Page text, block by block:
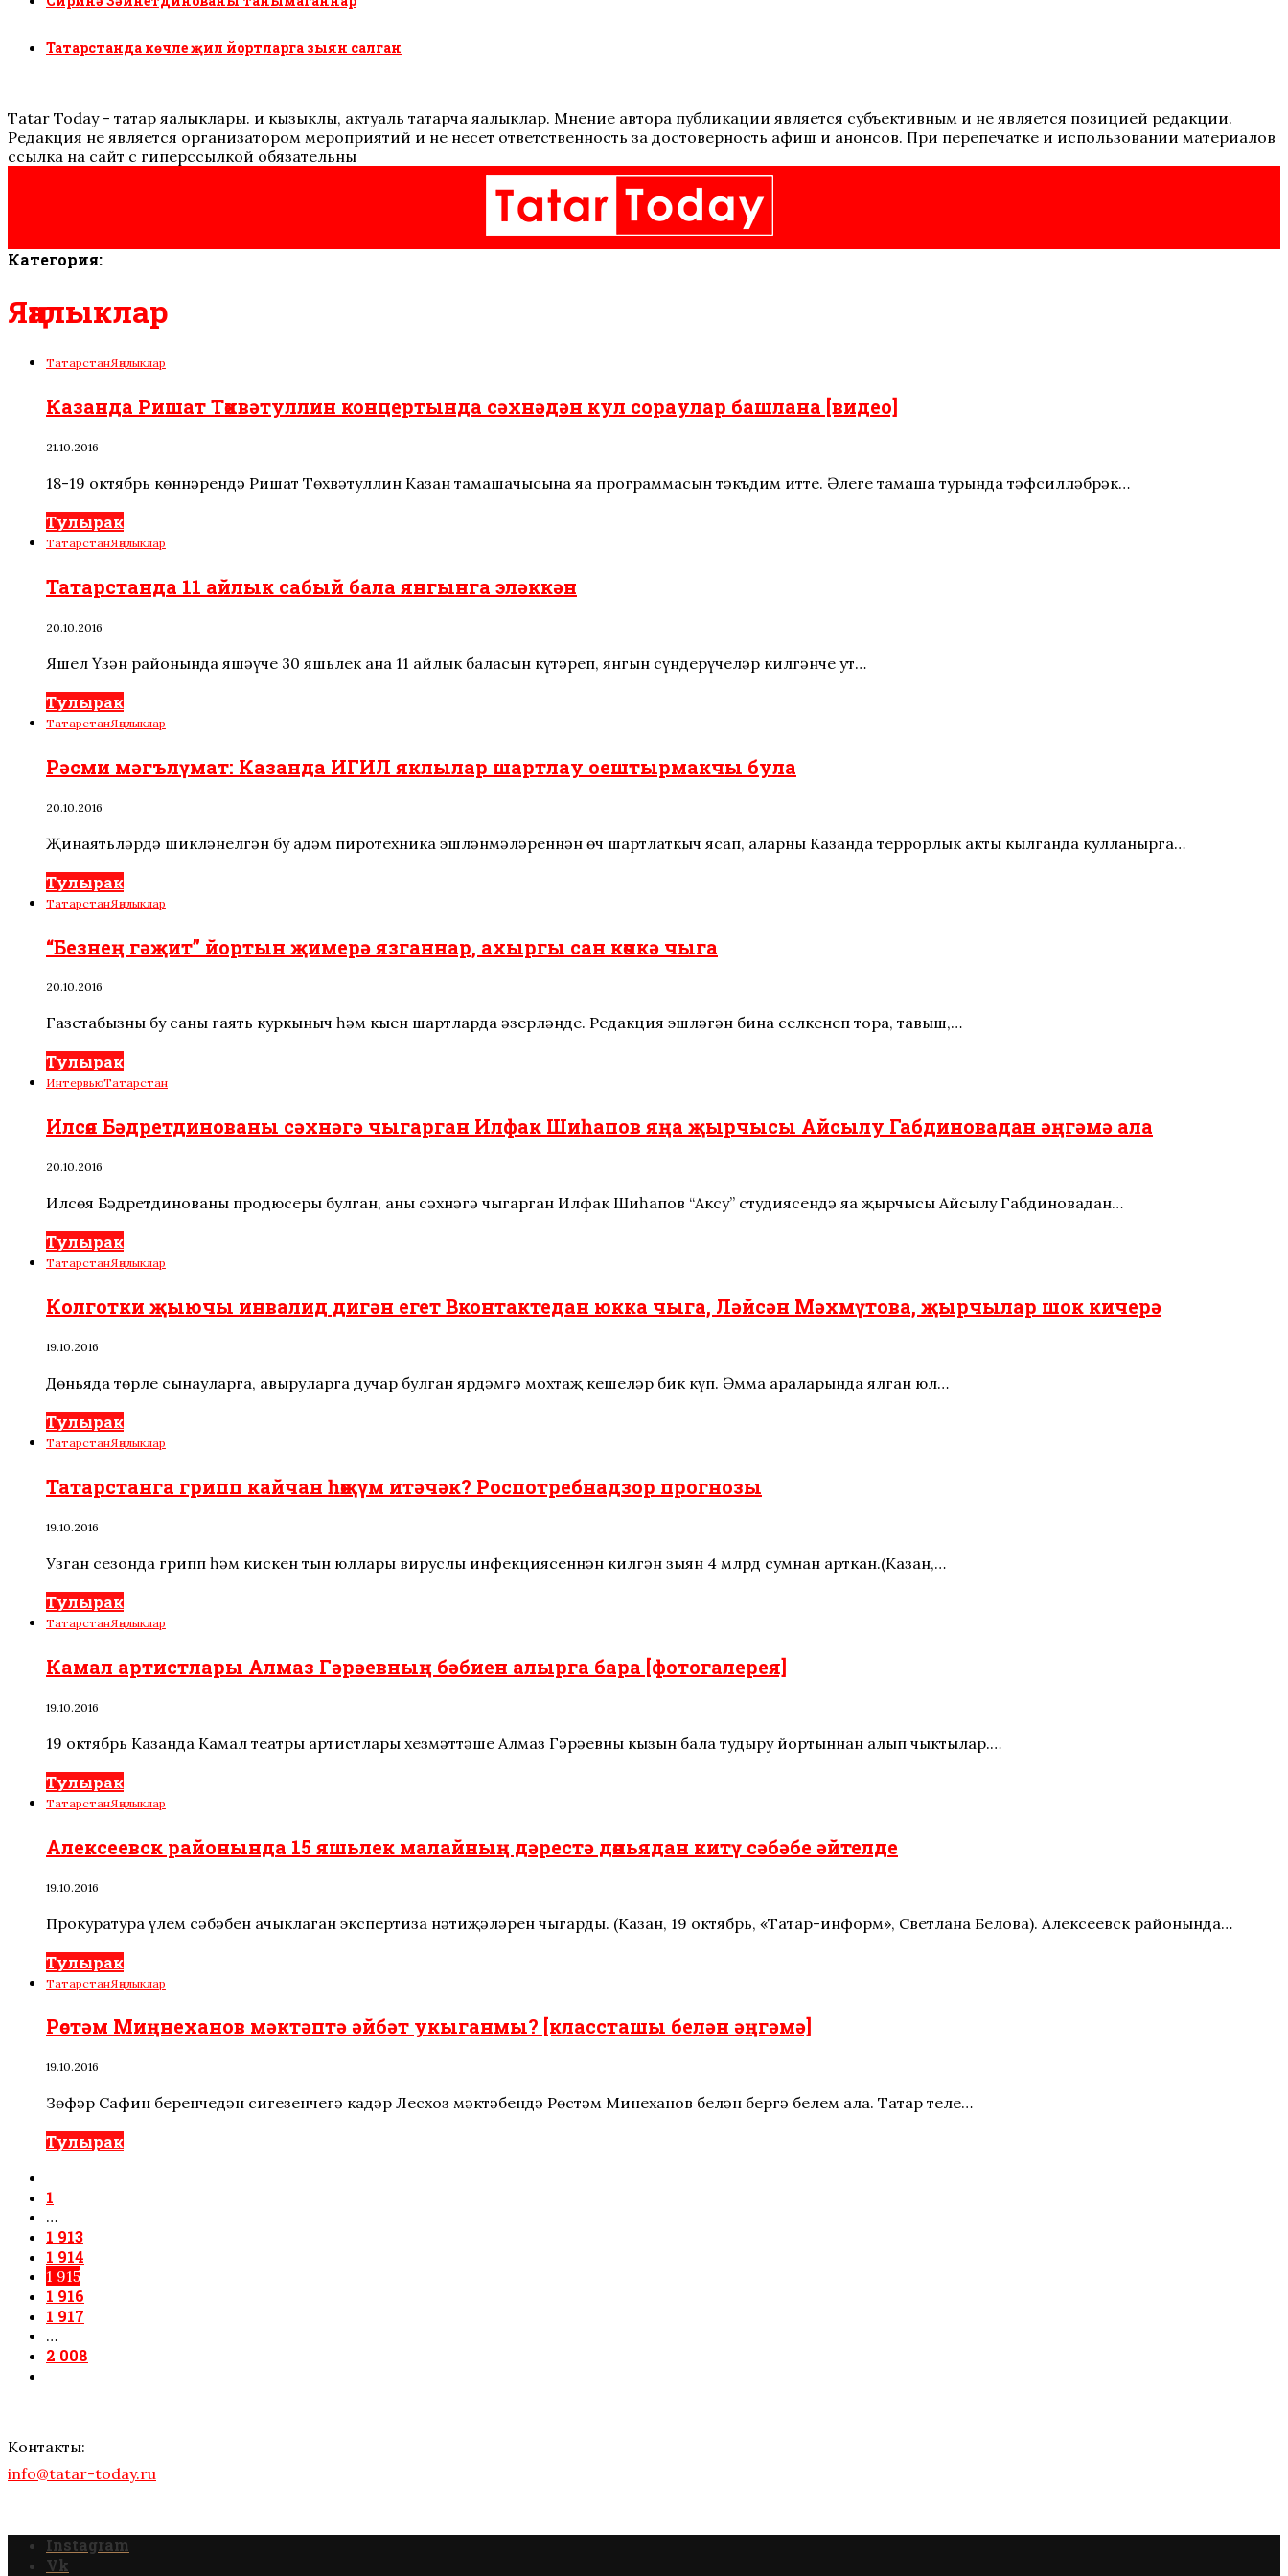
Татарстанда көчле җил йортларга зыян салган
Tatar Today - татар яңалыклары. иң кызыклы, актуаль татарча яңалыклар. Мнение автора публикации является субъективным и не является позицией редакции.
Редакция не является организатором мероприятий и не несет ответственность за достоверность афиш и анонсов. При перепечатке и использовании материалов
ссылка на сайт с гиперссылкой обязательны
Категория:
Яңалыклар
ТатарстанЯңалыклар
Казанда Ришат Төхвәтуллин концертында сәхнәдән кул сораулар башлана [видео]
21.10.2016
18-19 октябрь көннәрендә Ришат Төхвәтуллин Казан тамашачысына яңа программасын тәкъдим итте. Әлеге тамаша турында тәфсилләбрәк…
Тулырак
ТатарстанЯңалыклар
Татарстанда 11 айлык сабый бала янгынга эләккән
20.10.2016
Яшел Үзән районында яшәүче 30 яшьлек ана 11 айлык баласын күтәреп, янгын сүндерүчеләр килгәнче ут…
Тулырак
ТатарстанЯңалыклар
Рәсми мәгълүмат: Казанда ИГИЛ яклылар шартлау оештырмакчы була
20.10.2016
Җинаятьләрдә шикләнелгән бу адәм пиротехника эшләнмәләреннән өч шартлаткыч ясап, аларны Казанда террорлык акты кылганда кулланырга…
Тулырак
ТатарстанЯңалыклар
“Безнең гәҗит” йортын җимерә язганнар, ахыргы сан көчкә чыга
20.10.2016
Газетабызның бу саны гаять куркыныч һәм кыен шартларда әзерләнде. Редакция эшләгән бина селкенеп тора, тавыш,…
Тулырак
ИнтервьюТатарстан
Илсөя Бәдретдинованы сәхнәгә чыгарган Илфак Шиһапов яңа җырчысы Айсылу Габдиновадан әңгәмә ала
20.10.2016
Илсөя Бәдретдинованың продюсеры булган, аны сәхнәгә чыгарган Илфак Шиһапов “Аксу” студиясендә яңа җырчысы Айсылу Габдиновадан…
Тулырак
ТатарстанЯңалыклар
Колготки җыючы инвалид дигән егет Вконтактедан юкка чыга, Ләйсән Мәхмүтова, җырчылар шок кичерә
19.10.2016
Дөньяда төрле сынауларга, авыруларга дучар булган ярдәмгә мохтаҗ кешеләр бик күп. Әмма араларында ялган юл…
Тулырак
ТатарстанЯңалыклар
Татарстанга грипп кайчан һөҗүм итәчәк? Роспотребнадзор прогнозы
19.10.2016
Узган сезонда грипп һәм кискен тын юллары вируслы инфекциясеннән килгән зыян 4 млрд сумнан арткан.(Казан,…
Тулырак
ТатарстанЯңалыклар
Камал артистлары Алмаз Гәрәевның бәбиен алырга бара [фотогалерея]
19.10.2016
19 октябрь Казанда Камал театры артистлары хезмәттәше Алмаз Гәрәевның кызын бала тудыру йортыннан алып чыктылар.…
Тулырак
ТатарстанЯңалыклар
Алексеевск районында 15 яшьлек малайның дәрестә дөньядан китү сәбәбе әйтелде
19.10.2016
Прокуратура үлем сәбәбен ачыклаган экспертиза нәтиҗәләрен чыгарды. (Казан, 19 октябрь, «Татар-информ», Светлана Белова). Алексеевск районында…
Тулырак
ТатарстанЯңалыклар
Рөстәм Миңнеханов мәктәптә әйбәт укыганмы? [классташы белән әңгәмә]
19.10.2016
Зөфәр Сафин беренчедән сигезенчегә кадәр Лесхоз мәктәбендә Рөстәм Миңнеханов белән бергә белем ала. Татар теле…
Тулырак
1
…
1 913
1 914
1 915
1 916
1 917
…
2 008
Контакты:
info@tatar-today.ru
Instagram
Vk